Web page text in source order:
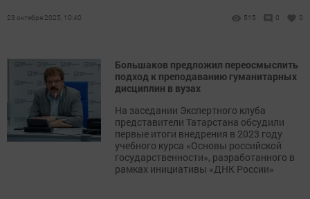
23 октября 2025, 10:40 515 0 0
Большаков предложил переосмыслить
подход к преподаванию гуманитарных
дисциплин в вузах
На заседании Экспертного клуба
представители Татарстана обсудили
первые итоги внедрения в 2023 году
учебного курса «Основы российской
государственности», разработанного в
рамках инициативы «ДНК России»